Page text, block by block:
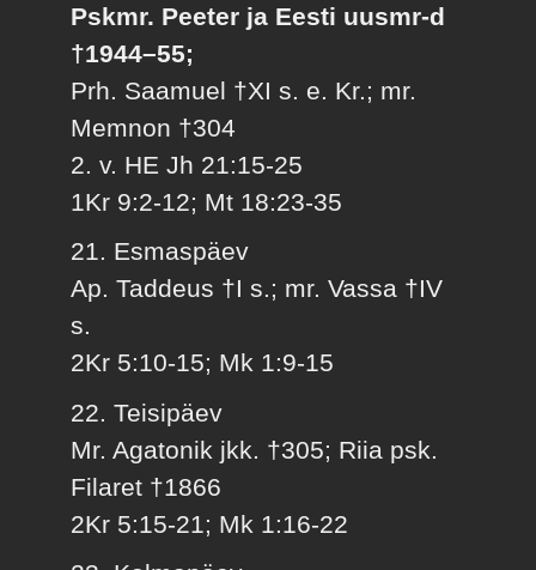
Pskmr. Peeter ja Eesti uusmr-d
†1944–55;
Prh. Saamuel †XI s. e. Kr.; mr.
Memnon †304
2. v. HE Jh 21:15-25
1Kr 9:2-12; Mt 18:23-35
21. Esmaspäev
Ap. Taddeus †I s.; mr. Vassa †IV
s.
2Kr 5:10-15; Mk 1:9-15
22. Teisipäev
Mr. Agatonik jkk. †305; Riia psk.
Filaret †1866
2Kr 5:15-21; Mk 1:16-22